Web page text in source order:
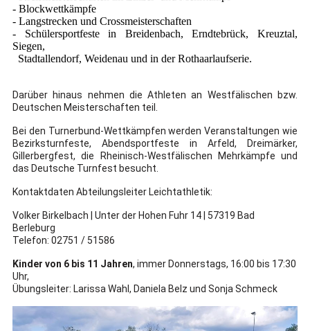
- Blockwettkämpfe
- Langstrecken und Crossmeisterschaften
- Schülersportfeste in Breidenbach, Erndtebrück, Kreuztal,
Siegen,
Stadtallendorf, Weidenau und in der Rothaarlaufserie.
Darüber hinaus nehmen die Athleten an Westfälischen bzw.
Deutschen Meisterschaften teil.
Bei den Turnerbund-Wettkämpfen werden Veranstaltungen wie
Bezirksturnfeste, Abendsportfeste in Arfeld, Dreimärker,
Gillerbergfest, die Rheinisch-Westfälischen Mehrkämpfe und
das Deutsche Turnfest besucht.
Kontaktdaten Abteilungsleiter Leichtathletik:
Volker Birkelbach | Unter der Hohen Fuhr 14 | 57319 Bad
Berleburg
Telefon: 02751 / 51586
Kinder von 6 bis 11 Jahren, immer Donnerstags, 16:00 bis 17:30
Uhr,
Übungsleiter: Larissa Wahl, Daniela Belz und Sonja Schmeck